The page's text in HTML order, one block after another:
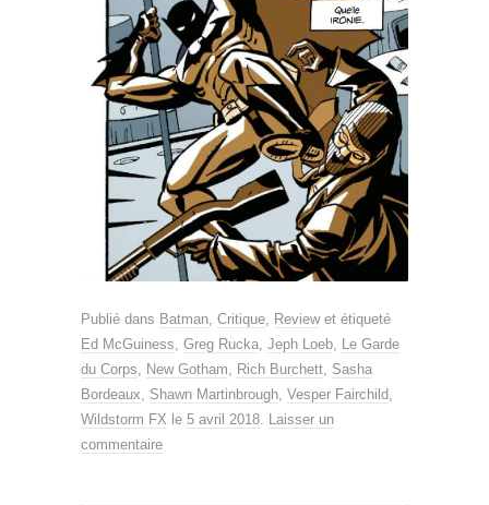
Publié dans Batman Critique Reviewet étiqueté
Ed McGuiness Greg Rucka Jeph Loeb
Le Garde
du Corps
New Gotham Rich Burchett Sasha
Bordeaux
Shawn Martinbrough Vesper Fairchild
Wildstorm FX le 5 avril 2018
Laisser un
commentaire